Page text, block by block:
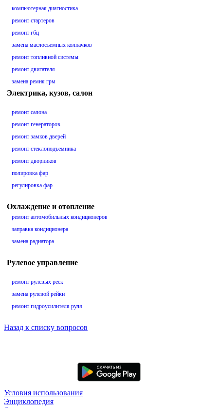
компьютерная диагностика
ремонт стартеров
ремонт гбц
замена маслосъемных колпачков
ремонт топливной системы
ремонт двигателя
замена ремня грм
Электрика, кузов, салон
ремонт салона
ремонт генераторов
ремонт замков дверей
ремонт стеклоподъемника
ремонт дворников
полировка фар
регулировка фар
Охлаждение и отопление
ремонт автомобильных кондиционеров
заправка кондиционера
замена радиатора
Рулевое управление
ремонт рулевых реек
замена рулевой рейки
ремонт гидроусилителя руля
Назад к списку вопросов
Условия использования
Энциклопедия